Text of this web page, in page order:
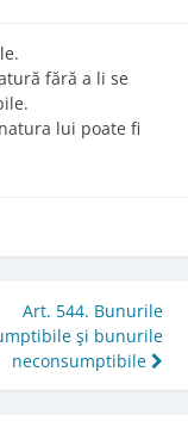
fără a li se
lui poate fi
Art. 544. Bunurile
şi bunurile
neconsumptibile